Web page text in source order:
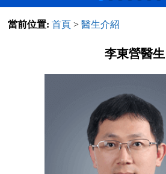
當前位置: 首頁 >醫生介紹
李東營醫生